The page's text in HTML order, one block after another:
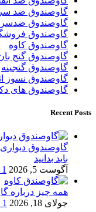
گاوصندوق ضد
گاوصندوق
گاوصندوق
گاوصندوق کاوه
گاوصندوق گنج
گاوصندوق گنجینه
گاوصندوق نسوز
گاوصندوق های
Recent Posts
گاوصندوق دیواری
باید بدانید
آگوست 5, 2026
1 نظر
همه چیز درباره
جولای 18, 2026
1 نظر